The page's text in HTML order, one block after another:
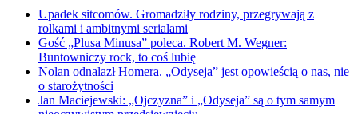
Upadek sitcomów. Gromadziły rodziny, przegrywają z
rolkami i ambitnymi serialami
Gość „Plusa Minusa” poleca. Robert M. Wegner:
Buntowniczy rock, to coś lubię
Nolan odnalazł Homera. „Odyseja” jest opowieścią o nas, nie
o starożytności
Jan Maciejewski: „Ojczyzna” i „Odyseja” są o tym samym